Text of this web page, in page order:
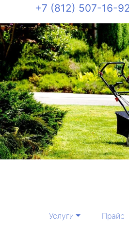
+7 (812) 507-16-92
Услуги Прайс